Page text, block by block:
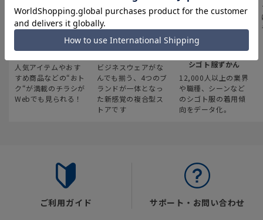
最新のお買い得情報
人気アイテムやおす
すめ商品などの“おト
ク“が満載のチラシが
Webでも見られる！
スーツスクエア
ビジネスウェアがな
んでも揃う、4つのブ
ランドが一体となっ
た新感覚の複合型ス
トアです
みんなの
シゴト服ずかん
12,000人以上の業界
や職種、シーンなど
のシゴト服の着用傾
向をデータ化。
ご利用ガイド サポート・お問い合わせ